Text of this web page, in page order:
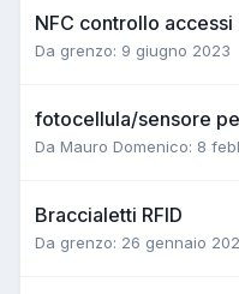
NFC controllo accessi
Da grenzo: 9 giugno 2023
fotocellula/sensore
Da Mauro Domenico: 8
Braccialetti RFID
Da grenzo: 26 gennaio